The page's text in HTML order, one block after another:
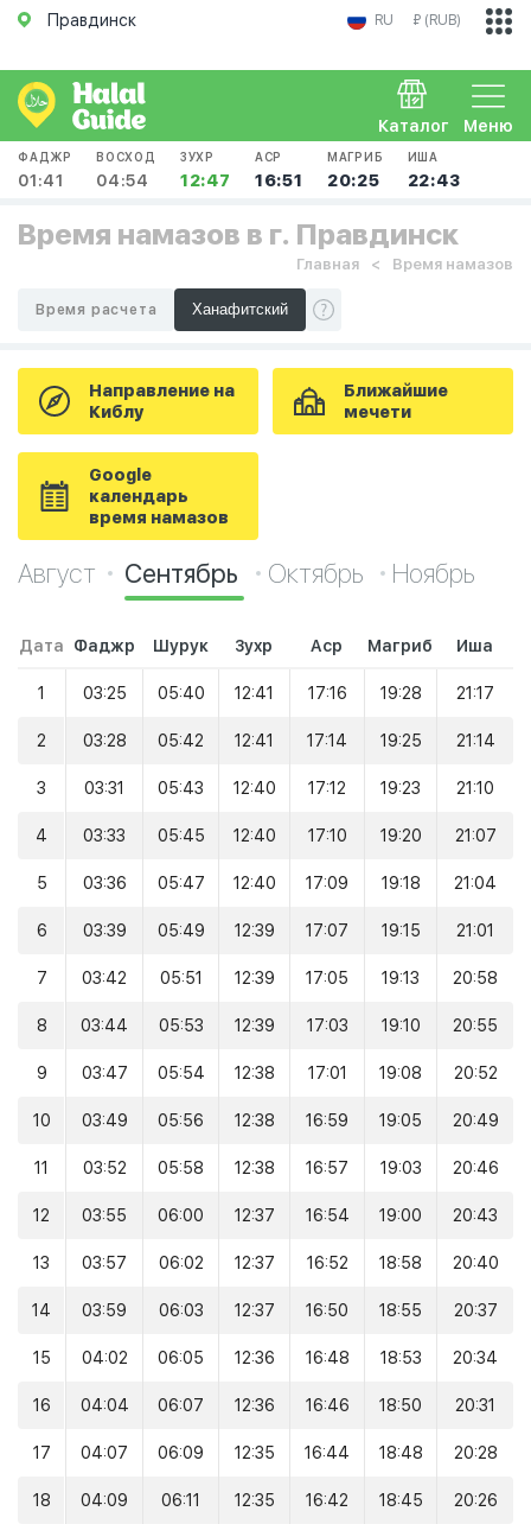
Правдинск RU ₽ (RUB)
Меню
Каталог
ФАДЖР
01:41
ВОСХОД
04:54
ЗУХР
12:47
АСР
16:51
МАГРИБ
20:25
ИША
22:43
Время намазов в г. Правдинск
Главная Время намазов
Время расчета
Направление на
Киблу
Ближайшие
мечети
Google
календарь
время намазов
Август Сентябрь Октябрь Ноябрь
Дата Фаджр Шурук Зухр Аср Магриб Иша
1 03:25 05:40 12:41 17:16 19:28 21:17
2 03:28 05:42 12:41 17:14 19:25 21:14
3 03:31 05:43 12:40 17:12 19:23 21:10
4 03:33 05:45 12:40 17:10 19:20 21:07
5 03:36 05:47 12:40 17:09 19:18 21:04
6 03:39 05:49 12:39 17:07 19:15 21:01
7 03:42 05:51 12:39 17:05 19:13 20:58
8 03:44 05:53 12:39 17:03 19:10 20:55
9 03:47 05:54 12:38 17:01 19:08 20:52
10 03:49 05:56 12:38 16:59 19:05 20:49
11 03:52 05:58 12:38 16:57 19:03 20:46
12 03:55 06:00 12:37 16:54 19:00 20:43
13 03:57 06:02 12:37 16:52 18:58 20:40
14 03:59 06:03 12:37 16:50 18:55 20:37
15 04:02 06:05 12:36 16:48 18:53 20:34
16 04:04 06:07 12:36 16:46 18:50 20:31
17 04:07 06:09 12:35 16:44 18:48 20:28
18 04:09 06:11 12:35 16:42 18:45 20:26